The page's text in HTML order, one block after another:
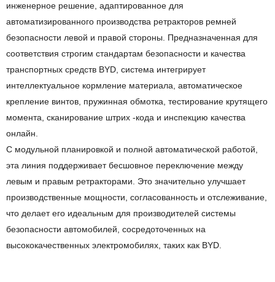
инженерное решение, адаптированное для
автоматизированного производства ретракторов ремней
безопасности левой и правой стороны. Предназначенная для
соответствия строгим стандартам безопасности и качества
транспортных средств BYD, система интегрирует
интеллектуальное кормление материала, автоматическое
крепление винтов, пружинная обмотка, тестирование крутящего
момента, сканирование штрих -кода и инспекцию качества
онлайн.
С модульной планировкой и полной автоматической работой,
эта линия поддерживает бесшовное переключение между
левым и правым ретракторами. Это значительно улучшает
производственные мощности, согласованность и отслеживание,
что делает его идеальным для производителей системы
безопасности автомобилей, сосредоточенных на
высококачественных электромобилях, таких как BYD.